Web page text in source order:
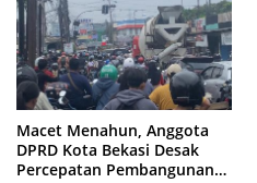
Macet Menahun, Anggota
DPRD Kota Bekasi Desak
Percepatan Pembangunan